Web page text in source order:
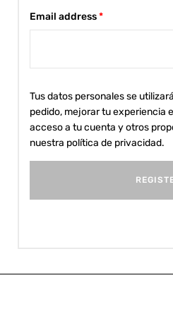
Email address*
Tus datos personales se
pedido, mejorar tu experiencia
acceso a tu cuenta y otros
nuestra política de privacidad.